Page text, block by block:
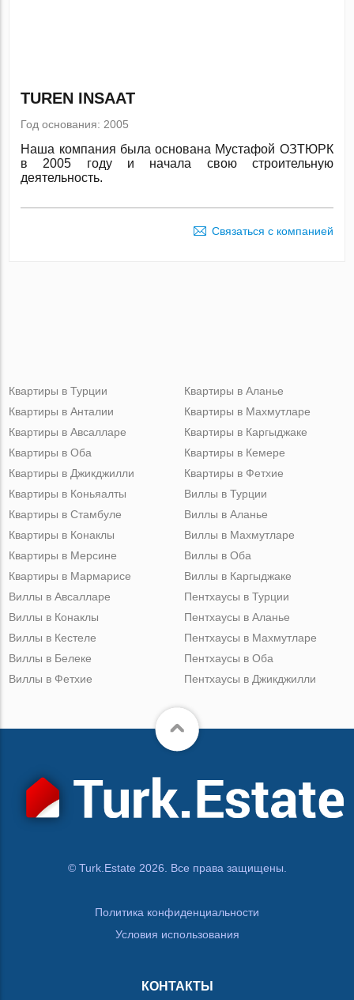
TUREN INSAAT
Год основания: 2005
Наша компания была основана Мустафой ОЗТЮРК
в 2005 году и начала свою строительную
деятельность.
Связаться с компанией
Квартиры в Турции
Квартиры в Анталии
Квартиры в Авсалларе
Квартиры в Оба
Квартиры в Джикджилли
Квартиры в Аланье
Квартиры в Махмутларе
Квартиры в Каргыджаке
Квартиры в Кемере
Квартиры в Фетхие
Квартиры в Коньяалты
Квартиры в Стамбуле
Квартиры в Конаклы
Квартиры в Мерсине
Квартиры в Мармарисе
Виллы в Турции
Виллы в Аланье
Виллы в Махмутларе
Виллы в Оба
Виллы в Каргыджаке
Виллы в Авсалларе
Виллы в Конаклы
Виллы в Кестеле
Виллы в Белеке
Виллы в Фетхие
Пентхаусы в Турции
Пентхаусы в Аланье
Пентхаусы в Махмутларе
Пентхаусы в Оба
Пентхаусы в Джикджилли
© Turk.Estate 2026. Все права защищены.
Политика конфиденциальности
Условия использования
КОНТАКТЫ